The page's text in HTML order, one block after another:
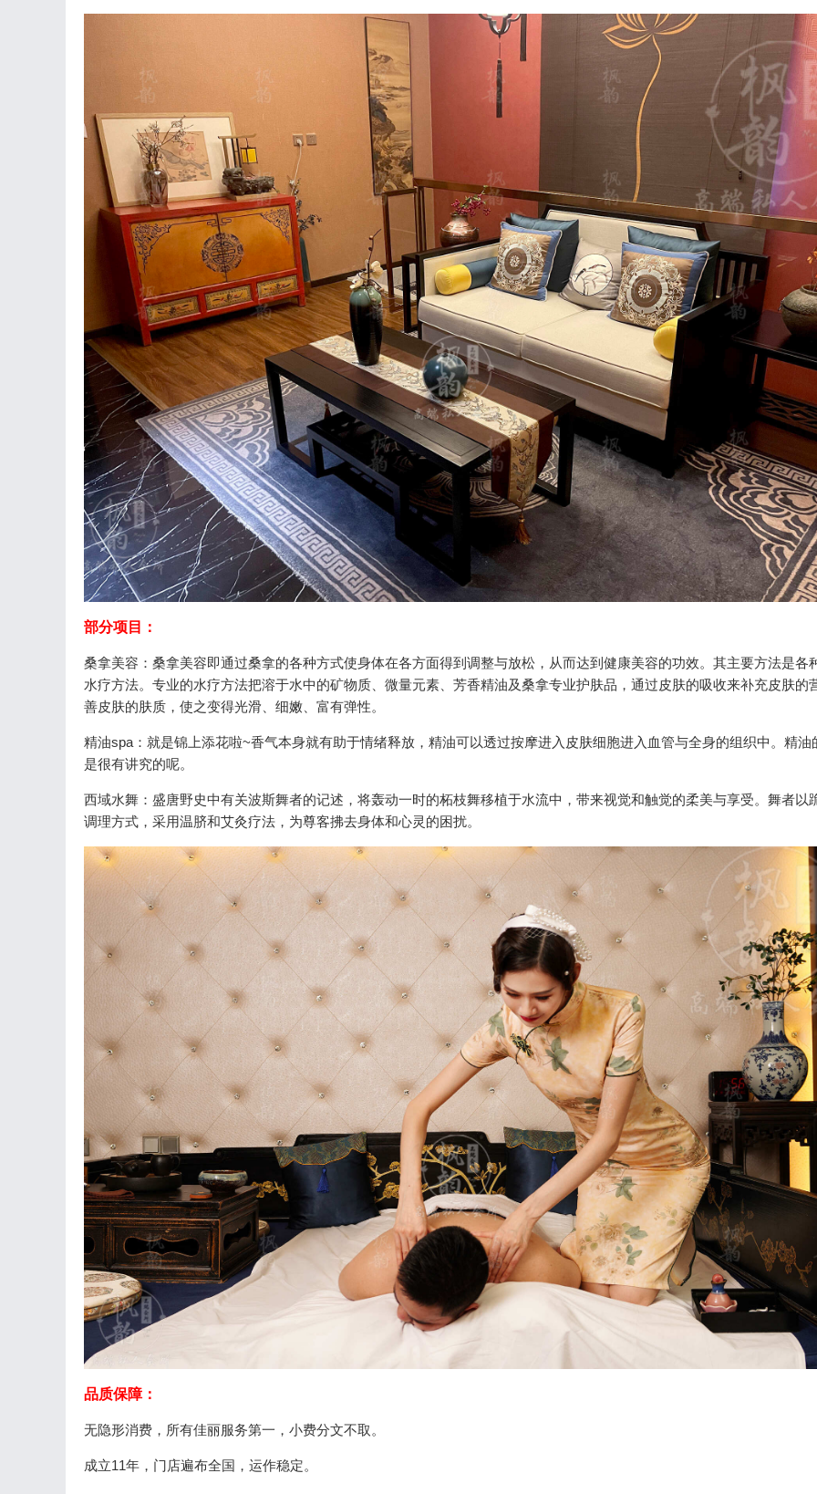
部分项目：
桑拿美容：桑拿美容即通过桑拿的各种方式使身体在各方面得到调整与放松，从而达到健康美容的功效。其主要方法是各
水疗方法。专业的水疗方法把溶于水中的矿物质、微量元素、芳香精油及桑拿专业护肤品，通过皮肤的吸收来补充皮肤的
善皮肤的肤质，使之变得光滑、细嫩、富有弹性。
精油spa：就是锦上添花啦~香气本身就有助于情绪释放，精油可以透过按摩进入皮肤细胞进入血管与全身的组织中。精油
是很有讲究的呢。
西域水舞：盛唐野史中有关波斯舞者的记述，将轰动一时的柘枝舞移植于水流中，带来视觉和触觉的柔美与享受。舞者以
调理方式，采用温脐和艾灸疗法，为尊客拂去身体和心灵的困扰。
品质保障：
无隐形消费，所有佳丽服务第一，小费分文不取。
成立11年，门店遍布全国，运作稳定。